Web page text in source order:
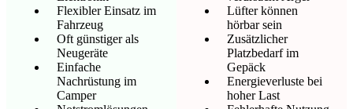
Flexibler Einsatz im
Fahrzeug
Oft günstiger als
Neugeräte
Einfache
Nachrüstung im
Camper
Lüfter können
hörbar sein
Zusätzlicher
Platzbedarf im
Gepäck
Energieverluste bei
hoher Last